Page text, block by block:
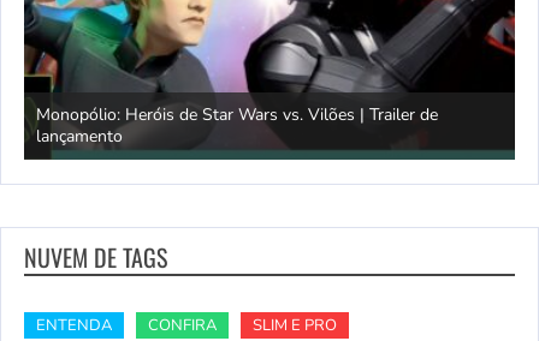
Monopólio: Heróis de Star Wars vs. Vilões | Trailer de
lançamento
NUVEM DE TAGS
ENTENDA CONFIRA
SLIM E PRO